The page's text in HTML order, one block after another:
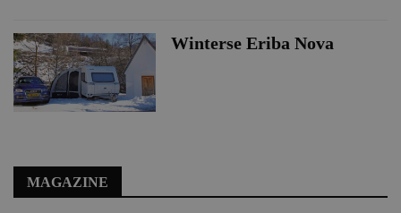
Winterse Eriba Nova
MAGAZINE